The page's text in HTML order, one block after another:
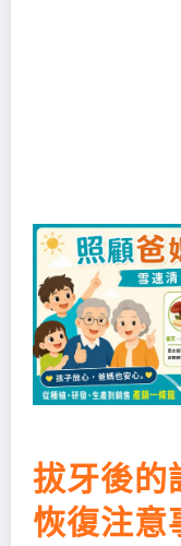
拔牙後的
恢復注意